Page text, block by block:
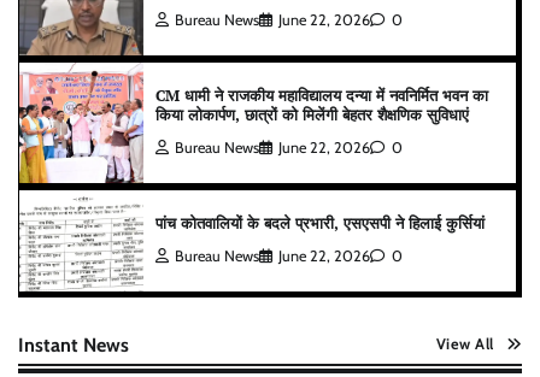
Bureau News June 22, 2026 0
CM धामी ने राजकीय महाविद्यालय दन्या में नवनिर्मित भवन का
किया लोकार्पण, छात्रों को मिलेंगी बेहतर शैक्षणिक सुविधाएं
Bureau News June 22, 2026 0
पांच कोतवालियों के बदले प्रभारी, एसएसपी ने हिलाई कुर्सियां
Bureau News June 22, 2026 0
Instant News View All